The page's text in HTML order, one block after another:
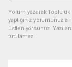
Yorum yazarak Topluluk
yaptığınız
üstleniyorsunuz.
tutulamaz.